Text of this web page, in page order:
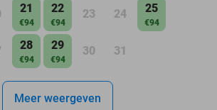
21
€94
22
€94
23 24 25
€94
28
€94
29
€94
30 31
Meer weergeven